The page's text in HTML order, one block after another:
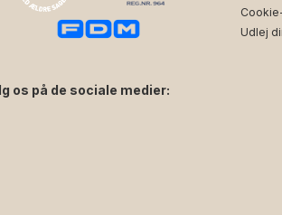
os på de sociale medier:
Udlej